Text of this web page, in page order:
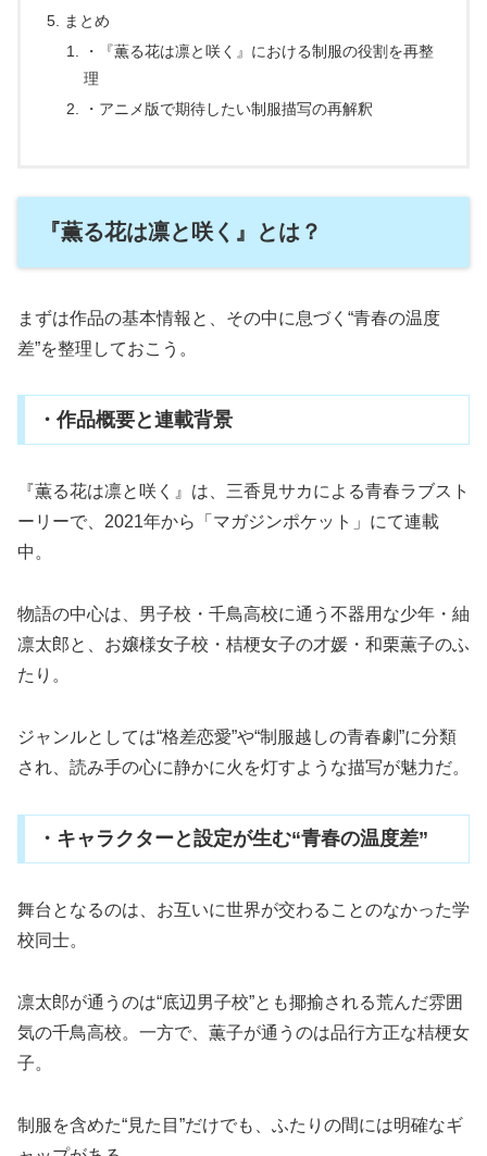
まとめ
・『薫る花は凛と咲く』における制服の役割を再整
理
・アニメ版で期待したい制服描写の再解釈
『薫る花は凛と咲く』とは？
まずは作品の基本情報と、その中に息づく“青春の温度
差”を整理しておこう。
・作品概要と連載背景
『薫る花は凛と咲く』は、三香見サカによる青春ラブスト
ーリーで、2021年から「マガジンポケット」にて連載
中。
物語の中心は、男子校・千鳥高校に通う不器用な少年・紬
凛太郎と、お嬢様女子校・桔梗女子の才媛・和栗薫子のふ
たり。
ジャンルとしては“格差恋愛”や“制服越しの青春劇”に分類
され、読み手の心に静かに火を灯すような描写が魅力だ。
・キャラクターと設定が生む“青春の温度差”
舞台となるのは、お互いに世界が交わることのなかった学
校同士。
凛太郎が通うのは“底辺男子校”とも揶揄される荒んだ雰囲
気の千鳥高校。一方で、薫子が通うのは品行方正な桔梗女
子。
制服を含めた“見た目”だけでも、ふたりの間には明確なギ